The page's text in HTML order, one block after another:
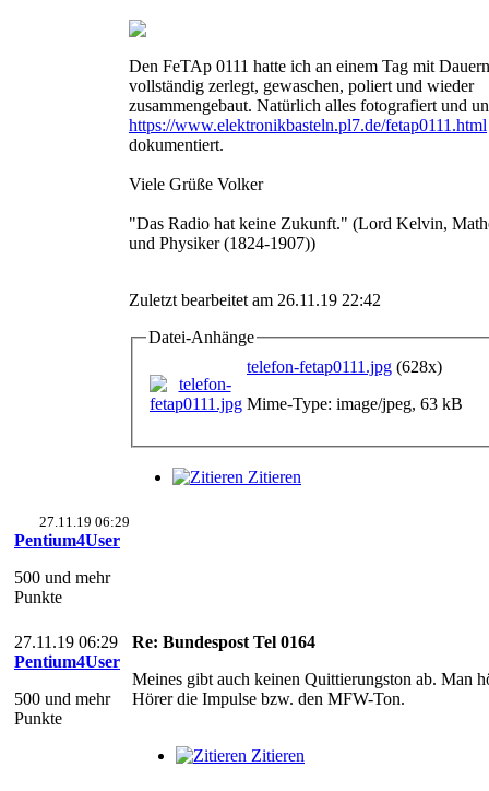
Den FeTAp 0111 hatte ich an einem Tag mit
vollständig zerlegt, gewaschen, poliert und wieder
zusammengebaut. Natürlich alles fotografiert und
https://www.elektronikbasteln.pl7.de/fetap0111.html
dokumentiert.
Viele Grüße Volker
"Das Radio hat keine Zukunft." (Lord Kelvin,
und Physiker (1824-1907))
Zuletzt bearbeitet am 26.11.19 22:42
Datei-Anhänge
telefon-fetap0111.jpg (628x)
Mime-Type: image/jpeg, 63 kB
Zitieren
27.11.19 06:29
Pentium4User
500 und mehr
Punkte
27.11.19 06:29
Pentium4User
500 und mehr
Punkte
Re: Bundespost Tel 0164
Meines gibt auch keinen Quittierungston ab. Man
Hörer die Impulse bzw. den MFW-Ton.
Zitieren